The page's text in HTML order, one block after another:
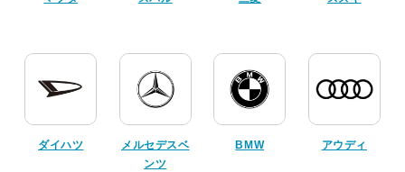
ダイハツ
メルセデスベ
ンツ
BMW アウディ